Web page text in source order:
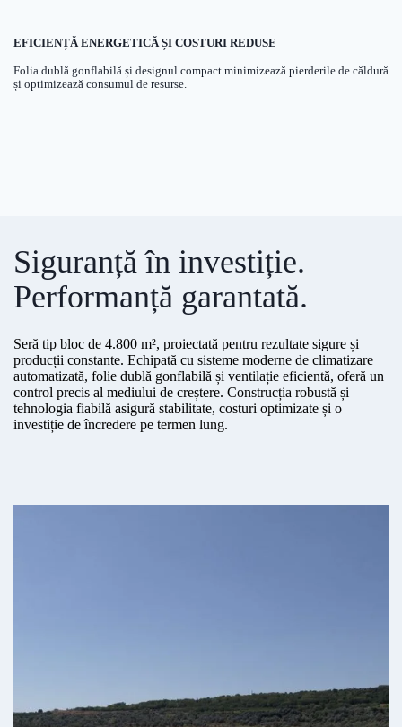
EFICIENȚĂ ENERGETICĂ ȘI COSTURI REDUSE
Folia dublă gonflabilă și designul compact minimizează pierderile de căldură
și optimizează consumul de resurse.
Siguranță în investiție.
Performanță garantată.
Seră tip bloc de 4.800 m², proiectată pentru rezultate sigure și
producții constante. Echipată cu sisteme moderne de climatizare
automatizată, folie dublă gonflabilă și ventilație eficientă, oferă un
control precis al mediului de creștere. Construcția robustă și
tehnologia fiabilă asigură stabilitate, costuri optimizate și o
investiție de încredere pe termen lung.